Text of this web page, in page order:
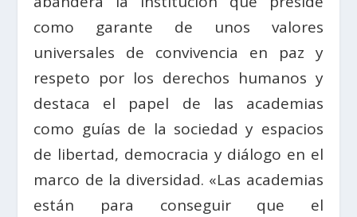
como garante de unos valores
universales de convivencia en paz y
respeto por los derechos humanos y
destaca el papel de las academias
como guías de la sociedad y espacios
de libertad, democracia y diálogo en el
marco de la diversidad. «Las academias
están para conseguir que el